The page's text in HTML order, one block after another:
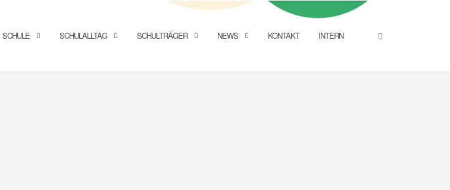
SCHULE SCHULALLTAG SCHULTRÄGER NEWS KONTAKT INTERN